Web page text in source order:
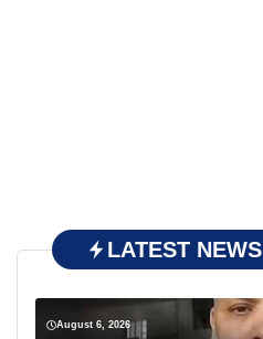
LATEST NEWS
August 6, 2026